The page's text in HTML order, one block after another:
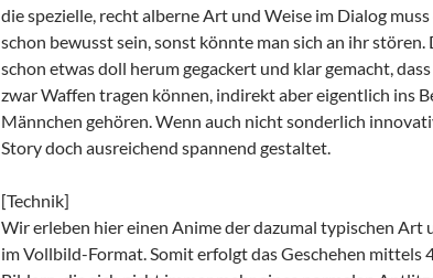
die spezielle, recht alberne Art und Weise im Dialog
schon bewusst sein, sonst könnte man sich an ihr stören.
schon etwas doll herum gegackert und klar gemacht,
zwar Waffen tragen können, indirekt aber eigentlich ins
Männchen gehören. Wenn auch nicht sonderlich
Story doch ausreichend spannend gestaltet.
[Technik]
Wir erleben hier einen Anime der dazumal typischen Art
im Vollbild-Format. Somit erfolgt das Geschehen mittels